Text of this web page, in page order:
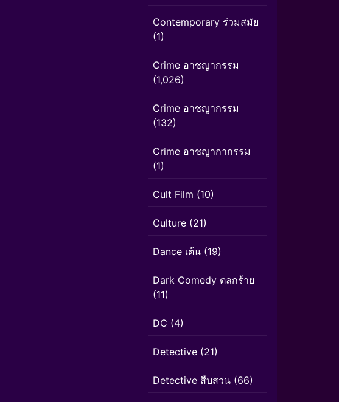
Contemporary ร่วมสมัย
(1)
Crime อาชญากรรม
(1,026)
Crime อาชญากรรม
(132)
Crime อาชญากากรรม
(1)
Cult Film (10)
Culture (21)
Dance เต้น (19)
Dark Comedy ตลกร้าย
(11)
DC (4)
Detective (21)
Detective สืบสวน (66)